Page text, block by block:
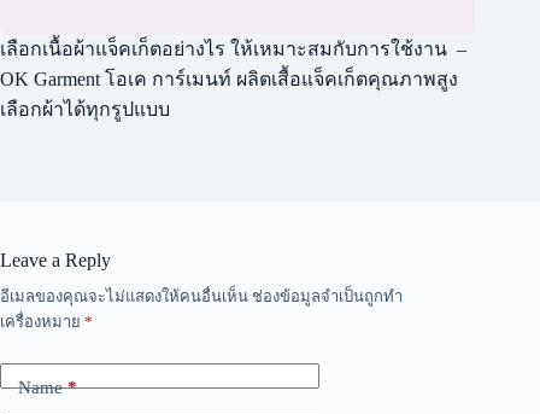
เลือกเนื้อผ้าแจ็คเก็ตอย่างไร ให้เหมาะสมกับการใช้งาน –
OK Garment โอเค การ์เมนท์ ผลิตเสื้อแจ็คเก็ตคุณภาพสูง
เลือกผ้าได้ทุกรูปแบบ
Leave a Reply
อีเมลของคุณจะไม่แสดงให้คนอื่นเห็น ช่องข้อมูลจำเป็นถูกทำ
เครื่องหมาย *
Name*
A
l
e